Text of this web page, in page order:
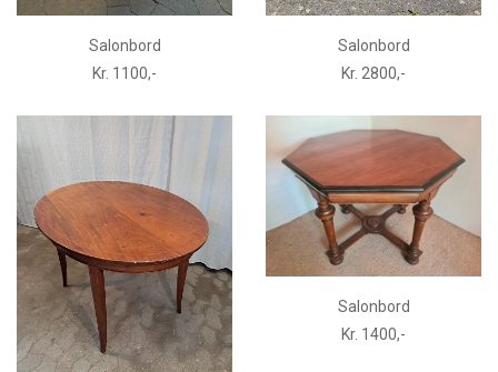
Salonbord
Kr. 1100,-
Salonbord
Kr. 2800,-
Salonbord
Kr. 1400,-